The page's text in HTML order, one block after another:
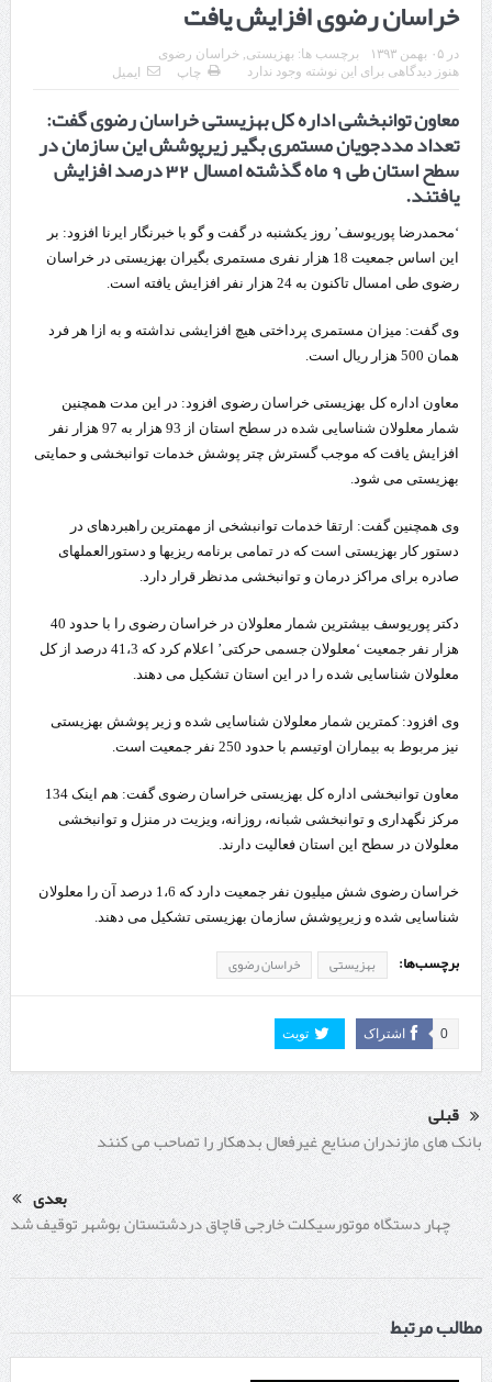
چابهار، جایی که دریا به زندگی سلام می‌کند
گزارش ویژه؛
طرز تهیه خورش خلال کرمانشاهی +نکات و فوت وفن‌ها
قدردانی وزیر میراث فرهنگی، گردشگری و صنایع دستی از استاندار اردبیل
استاندار اردبیل در دیدار دبیر شورای‌عالی مناطق آزاد و ویژه اقتصادی:
راه‌اندازی کامل منطقه آزاد اردبیل-بیله‌سوار و منطقه ویژه اقتصادی نمین تسریع
شود
در دیدار استاندار اردبیل و مدیرعامل بانک سینا محقق شد؛
تخصیص ۳۰۰میلیارد تومان برای تکمیل بزرگراه اردبیل-سرچم
کشف ۱۱ قبضه سلاح کلت کمری توسط مرزبانان هنگ مرزی ارومیه
رئیس سازمان راهداری:
خراسان رضوی افزایش یافت
در ۰۵ بهمن ۱۳۹۳ برچسب ها: بهزیستی, خراسان رضوی
هنوز دیدگاهی برای این نوشته وجود ندارد
چاپ ایمیل
معاون توانبخشی اداره کل بهزیستی خراسان رضوی گفت:
تعداد مددجویان مستمری بگیر زیرپوشش این سازمان در
سطح استان طی 9 ماه گذشته امسال 32 درصد افزایش
یافتند.
‘محمدرضا پوریوسف’ روز یکشنبه در گفت و گو با خبرنگار ایرنا افزود: بر
این اساس جمعیت 18 هزار نفری مستمری بگیران بهزیستی در خراسان
رضوی طی امسال تاکنون به 24 هزار نفر افزایش یافته است.
وی گفت: میزان مستمری پرداختی هیچ افزایشی نداشته و به ازا هر فرد
همان 500 هزار ریال است.
معاون اداره کل بهزیستی خراسان رضوی افزود: در این مدت همچنین
شمار معلولان شناسایی شده در سطح استان از 93 هزار به 97 هزار نفر
افزایش یافت که موجب گسترش چتر پوشش خدمات توانبخشی و حمایتی
بهزیستی می شود.
وی همچنین گفت: ارتقا خدمات توانبشخی از مهمترین راهبردهای در
دستور کار بهزیستی است که در تمامی برنامه ریزیها و دستورالعملهای
صادره برای مراکز درمان و توانبخشی مدنظر قرار دارد.
دکتر پوریوسف بیشترین شمار معلولان در خراسان رضوی را با حدود 40
هزار نفر جمعیت ‘معلولان جسمی حرکتی’ اعلام کرد که 41،3 درصد از کل
معلولان شناسایی شده را در این استان تشکیل می دهند.
وی افزود: کمترین شمار معلولان شناسایی شده و زیر پوشش بهزیستی
نیز مربوط به بیماران اوتیسم با حدود 250 نفر جمعیت است.
معاون توانبخشی اداره کل بهزیستی خراسان رضوی گفت: هم اینک 134
مرکز نگهداری و توانبخشی شبانه، روزانه، ویزیت در منزل و توانبخشی
معلولان در سطح این استان فعالیت دارند.
خراسان رضوی شش میلیون نفر جمعیت دارد که 1،6 درصد آن را معلولان
شناسایی شده و زیرپوشش سازمان بهزیستی تشکیل می دهند.
برچسب‌ها: بهزیستی خراسان رضوی
اشتراک 0 تویت
قبلی
بانک های مازندران صنایع غیرفعال بدهکار را تصاحب می کنند
بعدی
چهار دستگاه موتورسیکلت خارجی قاچاق دردشتستان بوشهر توقیف شد
مطالب مرتبط